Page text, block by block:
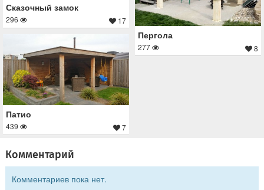
Сказочный замок
296 17
Пергола
277 8
Патио
439 7
Комментарий
Комментариев пока нет.